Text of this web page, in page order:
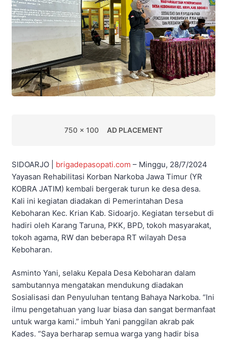
750 x 100 AD PLACEMENT
SIDOARJO | brigadepasopati.com – Minggu, 28/7/2024
Yayasan Rehabilitasi Korban Narkoba Jawa Timur (YR
KOBRA JATIM) kembali bergerak turun ke desa desa.
Kali ini kegiatan diadakan di Pemerintahan Desa
Keboharan Kec. Krian Kab. Sidoarjo. Kegiatan tersebut di
hadiri oleh Karang Taruna, PKK, BPD, tokoh masyarakat,
tokoh agama, RW dan beberapa RT wilayah Desa
Keboharan.
Asminto Yani, selaku Kepala Desa Keboharan dalam
sambutannya mengatakan mendukung diadakan
Sosialisasi dan Penyuluhan tentang Bahaya Narkoba. “Ini
ilmu pengetahuan yang luar biasa dan sangat bermanfaat
untuk warga kami.” imbuh Yani panggilan akrab pak
Kades. “Saya berharap semua warga yang hadir bisa